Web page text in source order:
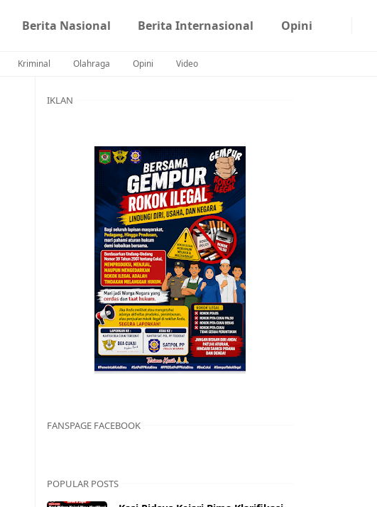
Berita Nasional Berita Internasional Opini
Kriminal Olahraga Opini Video
IKLAN
FANSPAGE FACEBOOK
POPULAR POSTS